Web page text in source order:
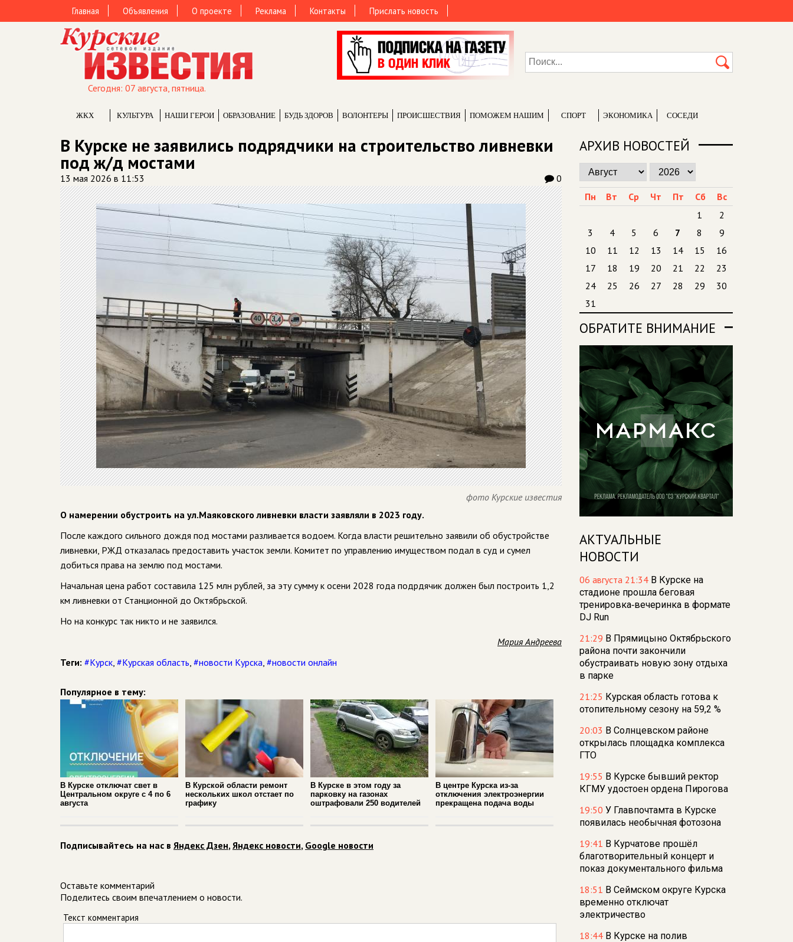
Главная Объявления О проекте Реклама Контакты Прислать новость
Сегодня: 07 августа, пятница.
ЖКХ КУЛЬТУРА НАШИ ГЕРОИ ОБРАЗОВАНИЕ БУДЬ ЗДОРОВ ВОЛОНТЕРЫ ПРОИCШЕСТВИЯ ПОМОЖЕМ НАШИМ СПОРТ ЭКОНОМИКА СОСЕДИ
В Курске не заявились подрядчики на строительство ливневки
под ж/д мостами
13 мая 2026 в 11:53 0
фото Курские известия
О намерении обустроить на ул.Маяковского ливневки власти заявляли в 2023 году.
После каждого сильного дождя под мостами разливается водоем. Когда власти решительно заявили об обустройстве
ливневки, РЖД отказалась предоставить участок земли. Комитет по управлению имуществом подал в суд и сумел
добиться права на землю под мостами.
Начальная цена работ составила 125 млн рублей, за эту сумму к осени 2028 года подрдячик должен был построить 1,2
км ливневки от Станционной до Октябрьской.
Но на конкурс так никто и не заявился.
Мария Андреева
Теги: #Курск, #Курская область, #новости Курска, #новости онлайн
Популярное в тему:
В Курске отключат свет в
Центральном округе с 4 по 6
августа
В Курской области ремонт
нескольких школ отстает по
графику
В Курске в этом году за
парковку на газонах
оштрафовали 250 водителей
В центре Курска из‑за
отключения электроэнергии
прекращена подача воды
Подписывайтесь на нас в Яндекс Дзен,Яндекс новости, Google новости
Оставьте комментарий
Поделитесь своим впечатлением о новости.
Текст комментария
АРХИВ НОВОСТЕЙ
Пн Вт Ср Чт Пт Сб
Вс
1
2
3
4 5 6 7 8
9
10
11 12 13 14 15
16
17
18 19 20 21 22
23
24
25 26 27 28 29
30
31
ОБРАТИТЕ ВНИМАНИЕ
АКТУАЛЬНЫЕ
НОВОСТИ
06 августа 21:34 В Курске на
стадионе прошла беговая
тренировка‑вечеринка в формате
DJ Run
21:29 В Прямицыно Октябрьского
района почти закончили
обустраивать новую зону отдыха
в парке
21:25 Курская область готова к
отопительному сезону на 59,2 %
20:03 В Солнцевском районе
открылась площадка комплекса
ГТО
19:55 В Курске бывший ректор
КГМУ удостоен ордена Пирогова
19:50 У Главпочтамта в Курске
появилась необычная фотозона
19:41 В Курчатове прошёл
благотворительный концерт и
показ документального фильма
18:51 В Сеймском округе Курска
временно отключат
электричество
18:44 В Курске на полив